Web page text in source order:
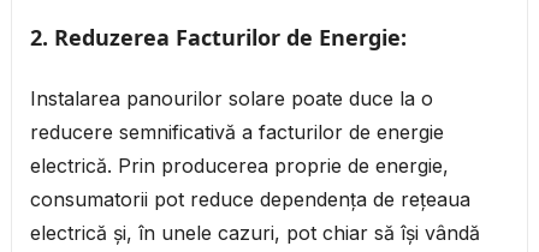
2. Reduzerea Facturilor de Energie:
Instalarea panourilor solare poate duce la o
reducere semnificativă a facturilor de energie
electrică. Prin producerea proprie de energie,
consumatorii pot reduce dependența de rețeaua
electrică și, în unele cazuri, pot chiar să își vândă